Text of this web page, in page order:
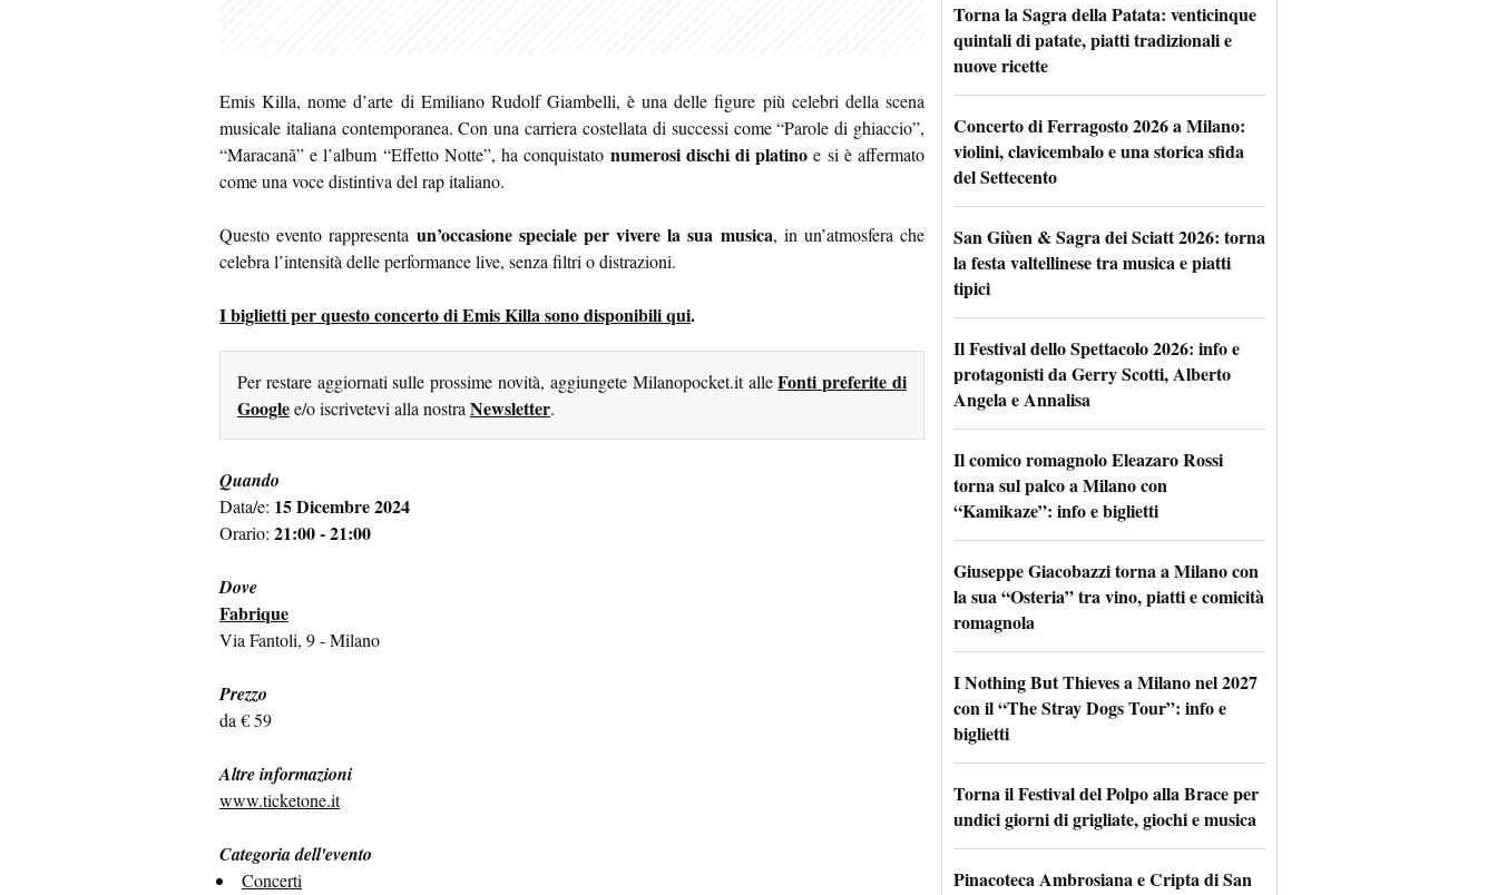
Emis Killa, nome d’arte di Emiliano Rudolf Giambelli, è una delle figure più celebri della scena
musicale italiana contemporanea. Con una carriera costellata di successi come “Parole di ghiaccio”,
“Maracanã” e l’album “Effetto Notte”, ha conquistato numerosi dischi di platino e si è affermato
come una voce distintiva del rap italiano.
Questo evento rappresenta un’occasione speciale per vivere la sua musica, in un’atmosfera che
celebra l’intensità delle performance live, senza filtri o distrazioni.
I biglietti per questo concerto di Emis Killa sono disponibili qui.
Per restare aggiornati sulle prossime novità, aggiungete Milanopocket.it alleFonti preferite di
Googlee/o iscrivetevi alla nostraNewsletter.
Quando
Data/e: 15 Dicembre 2024
Orario: 21:00 - 21:00
Dove
Fabrique
Via Fantoli, 9 - Milano
Prezzo
da € 59
Altre informazioni
www.ticketone.it
Categoria dell'evento
Concerti
Torna la Sagra della Patata: venticinque
quintali di patate, piatti tradizionali e
nuove ricette
Concerto di Ferragosto 2026 a Milano:
violini, clavicembalo e una storica sfida
del Settecento
San Giùen & Sagra dei Sciatt 2026: torna
la festa valtellinese tra musica e piatti
tipici
Il Festival dello Spettacolo 2026: info e
protagonisti da Gerry Scotti, Alberto
Angela e Annalisa
Il comico romagnolo Eleazaro Rossi
torna sul palco a Milano con
“Kamikaze”: info e biglietti
Giuseppe Giacobazzi torna a Milano con
la sua “Osteria” tra vino, piatti e comicità
romagnola
I Nothing But Thieves a Milano nel 2027
con il “The Stray Dogs Tour”: info e
biglietti
Torna il Festival del Polpo alla Brace per
undici giorni di grigliate, giochi e musica
Pinacoteca Ambrosiana e Cripta di San